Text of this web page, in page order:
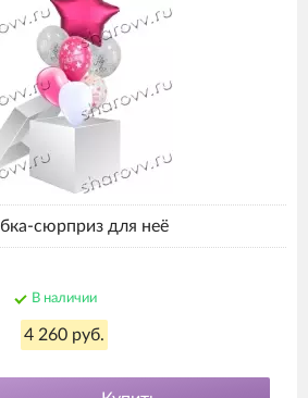
сюрприз для неё
В наличии
4 260 руб.